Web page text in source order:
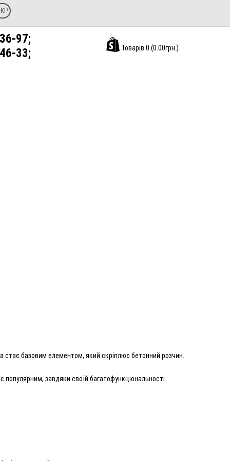
97;
33;
Товарів 0 (0.00грн.)
стає базовим елементом, який скріплює бетонний розчин.
популярним, завдяки своїй багатофункціональності.